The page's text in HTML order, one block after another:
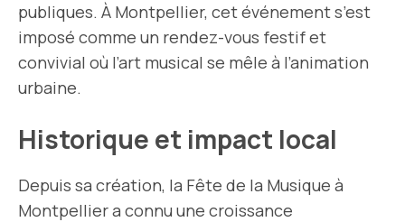
publiques. À Montpellier, cet événement s’est
imposé comme un rendez-vous festif et
convivial où l’art musical se mêle à l’animation
urbaine.
Historique et impact local
Depuis sa création, la Fête de la Musique à
Montpellier a connu une croissance